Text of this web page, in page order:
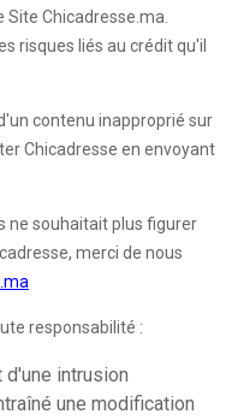
Chicadresse.ma.
risques liés au crédit qu'il
contenu inapproprié sur
Chicadresse en envoyant
ne souhaitait plus figurer
merci de nous
responsabilité :
intrusion
une modification